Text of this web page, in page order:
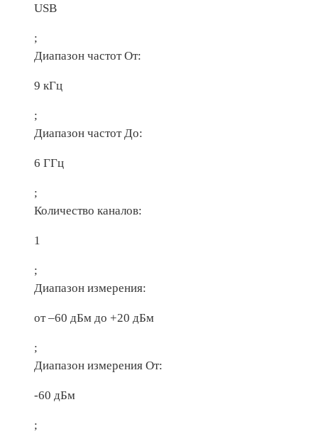
USB
;
Диапазон частот От:
9 кГц
;
Диапазон частот До:
6 ГГц
;
Количество каналов:
1
;
Диапазон измерения:
от –60 дБм до +20 дБм
;
Диапазон измерения От:
-60 дБм
;